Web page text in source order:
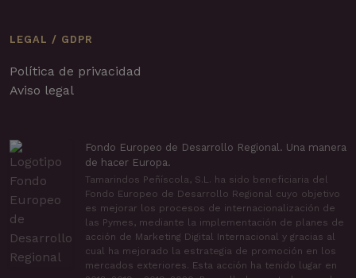
LEGAL / GDPR
Política de privacidad
Aviso legal
Fondo Europeo de Desarrollo Regional. Una manera
de hacer Europa.
Tamarindos Peñíscola, S.L. ha sido beneficiaria del
Fondo Europeo de Desarrollo Regional cuyo objetivo
es mejorar los procesos de internacionalización de
las Pymes, mediante la implementación de planes de
acción de Marketing Digital Internacional y gracias al
cual ha mejorado la estrategia de promoción en los
mercados exteriores. Esta acción ha tenido lugar en